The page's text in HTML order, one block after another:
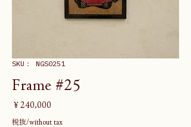
SKU： NGS0251
Frame #25
￥240,000
税抜/without tax